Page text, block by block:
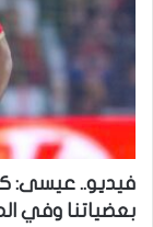
فيديو.. عيسى:
بعضياتنا وفي